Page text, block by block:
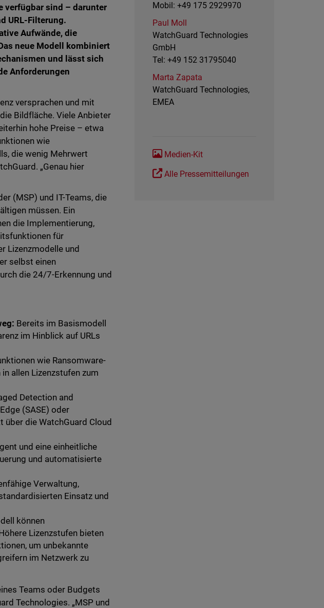
verfügbar sind – darunter
URL-Filterung.
Aufwände, die
neue Modell kombiniert
und lässt sich
Anforderungen
versprachen und mit
Bildfläche. Viele Anbieter
hohe Preise – etwa
wie
die wenig Mehrwert
„Genau hier
(MSP) und IT-Teams, die
müssen. Ein
die Implementierung,
für
Lizenzmodelle und
selbst einen
die 24/7-Erkennung und
Bereits im Basismodell
im Hinblick auf URLs
wie Ransomware-
allen Lizenzstufen zum
Detection and
(SASE) oder
die WatchGuard Cloud
und eine einheitliche
und automatisierte
Verwaltung,
Einsatz und
können
Lizenzstufen bieten
um unbekannte
im Netzwerk zu
Teams oder Budgets
Technologies. „MSP und
Mobil: +49 175 2929970
Paul Moll
WatchGuard Technologies
GmbH
Tel: +49 152 31795040
Marta Zapata
WatchGuard Technologies,
EMEA
Medien-Kit
Alle Pressemitteilungen